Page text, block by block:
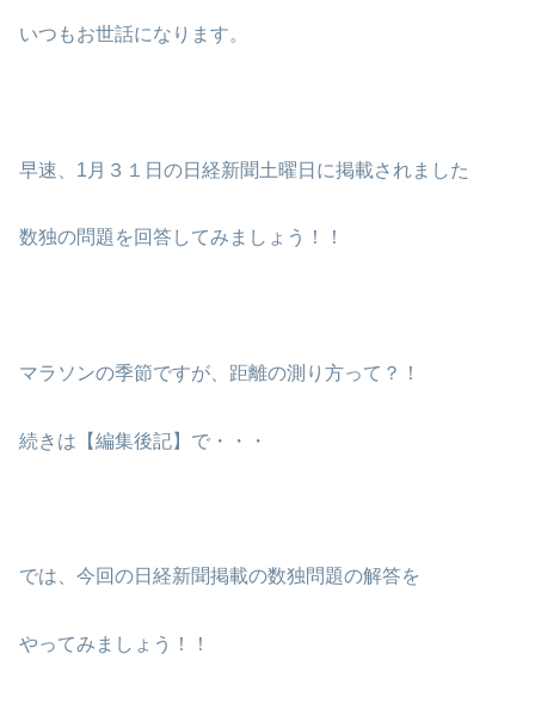
いつもお世話になります。
早速、1月３１日の日経新聞土曜日に掲載されました
数独の問題を回答してみましょう！！
マラソンの季節ですが、距離の測り方って？！
続きは【編集後記】で・・・
では、今回の日経新聞掲載の数独問題の解答を
やってみましょう！！